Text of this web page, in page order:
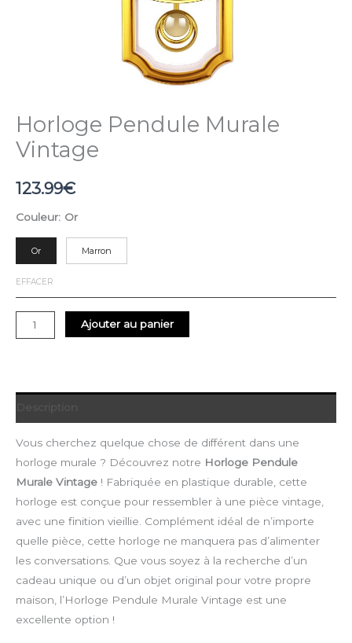
Horloge Pendule Murale
Vintage
123.99€
Couleur: Or
Or Marron
EFFACER
Ajouter au panier
Vous cherchez quelque chose de différent dans une
horloge murale ? Découvrez notre Horloge Pendule
Murale Vintage ! Fabriquée en plastique durable, cette
horloge est conçue pour ressembler à une pièce vintage,
avec une finition vieillie. Complément idéal de n’importe
quelle pièce, cette horloge ne manquera pas d’alimenter
les conversations. Que vous soyez à la recherche d’un
cadeau unique ou d’un objet original pour votre propre
maison, l’Horloge Pendule Murale Vintage est une
excellente option !